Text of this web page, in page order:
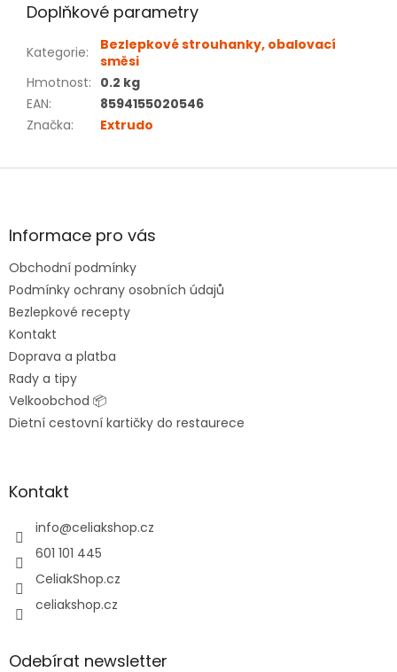
Doplňkové parametry
Kategorie:
Bezlepkové strouhanky, obalovací
směsi
Hmotnost: 0.2 kg
EAN:
8594155020546
Značka: Extrudo
Z
aInformace pro vás
Obchodní podmínky
Podmínky ochrany osobních údajů
Bezlepkové recepty
Kontakt
Doprava a platba
Rady a tipy
Velkoobchod 📦
Dietní cestovní kartičky do restaurece
Kontakt
info@celiakshop.cz
601 101 445
CeliakShop.cz
celiakshop.cz
Odebírat newsletter